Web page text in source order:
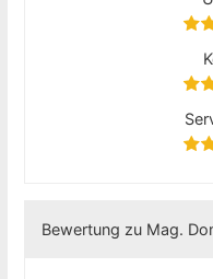
Bewertung zu Mag.